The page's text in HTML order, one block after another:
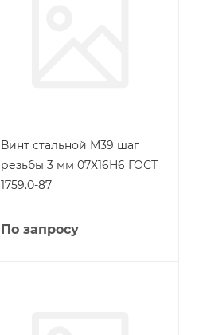
Винт стальной М39 шаг
резьбы 3 мм 07Х16Н6 ГОСТ
1759.0-87
По запросу